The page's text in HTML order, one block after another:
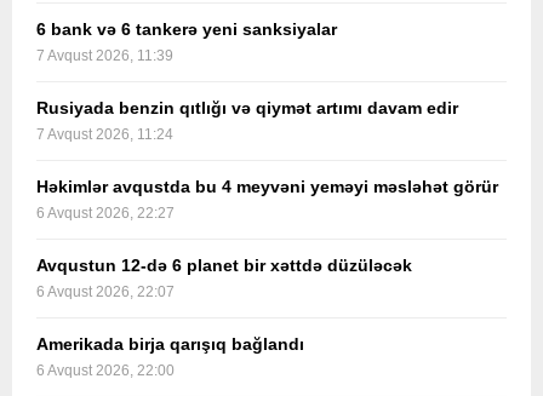
6 bank və 6 tankerə yeni sanksiyalar
7 Avqust 2026, 11:39
Rusiyada benzin qıtlığı və qiymət artımı davam edir
7 Avqust 2026, 11:24
Həkimlər avqustda bu 4 meyvəni yeməyi məsləhət görür
6 Avqust 2026, 22:27
Avqustun 12-də 6 planet bir xəttdə düzüləcək
6 Avqust 2026, 22:07
Amerikada birja qarışıq bağlandı
6 Avqust 2026, 22:00